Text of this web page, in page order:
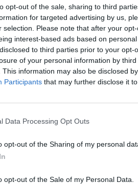
opt-out of the sale, sharing to third
for targeted advertising by us,
selection. Please note that after your
interest-based ads based on
to third parties prior to your
of your personal information by
This information may also be disclosed
Participants that may further disclose it
Data Processing Opt Outs
opt-out of the Sharing of my personal
opt-out of the Sale of my Personal Data.
bol obvinený z útoku.
a mám 7 rokov. Som obeťou
”
na Facebookovej stránke,
iných bratov v iných kluboch a
motocyklového klubu Jackson.